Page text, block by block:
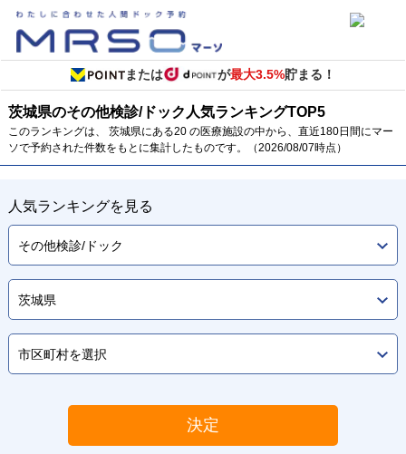
または が最大3.5%貯まる！
茨城県のその他検診/ドック 人気ランキングTOP5
このランキングは、 茨城県にある20 の医療施設の中から、直近180日間にマー
ソで予約された件数をもとに集計したものです。（2026/08/07時点）
人気ランキングを見る
決定